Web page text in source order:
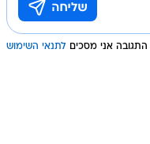
אני מסכים לתנאי השימוש